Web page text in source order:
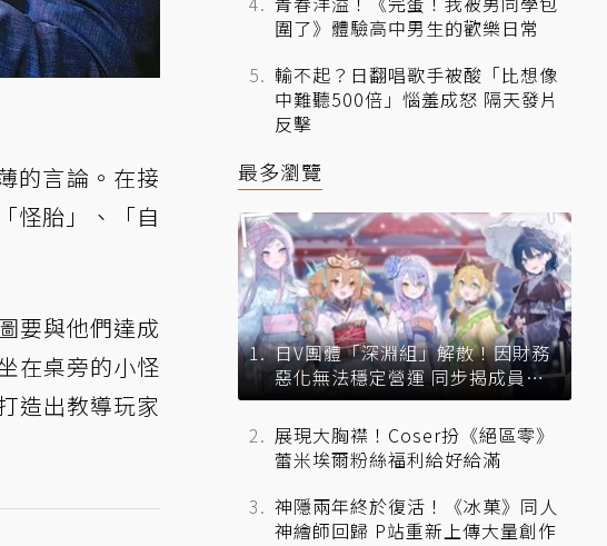
的言論。在接
怪胎」、「自
要與他們達成
在桌旁的小怪
造出教導玩家
圍了》體驗高中男生的歡樂日常
輸不起？日翻唱歌手被酸「比想像
中難聽500倍」惱羞成怒 隔天發片
反擊
最多瀏覽
日V團體「深淵組」解散！因財務
惡化無法穩定營運 同步揭成員未
來去向
展現大胸襟！Coser扮《絕區零》
蕾米埃爾粉絲福利給好給滿
神隱兩年終於復活！《冰菓》同人
神繪師回歸 P站重新上傳大量創作